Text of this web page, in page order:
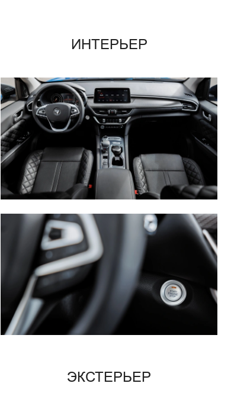
ИНТЕРЬЕР
ЭКСТЕРЬЕР